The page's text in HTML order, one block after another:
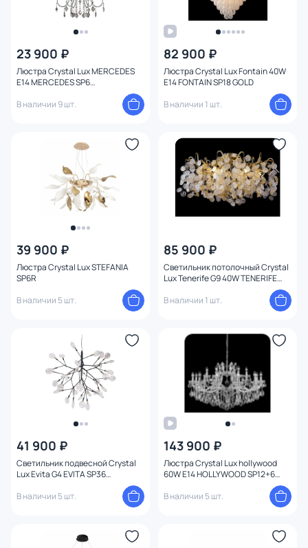
23 900 ₽
Люстра Crystal Lux MERCEDES
E14 MERCEDES SP6
В наличии 9 шт.
82 900 ₽
Люстра Crystal Lux Fontain 40W
E14 FONTAIN SP18 GOLD
В наличии 1 шт.
39 900 ₽
Люстра Crystal Lux STEFANIA
SP6R
В наличии 5 шт.
85 900 ₽
Светильник потолочный Crystal
Lux Tenerife G9 40W TENERIFE
В наличии 1 шт.
41 900 ₽
Светильник подвесной Crystal
Lux Evita G4 EVITA SP36
В наличии 5 шт.
143 900 ₽
Люстра Crystal Lux hollywood
60W E14 HOLLYWOOD SP12+6
В наличии 5 шт.